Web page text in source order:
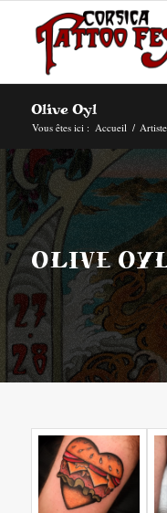
Olive Oyl
Vous êtes ici : Accueil /
OLIVE